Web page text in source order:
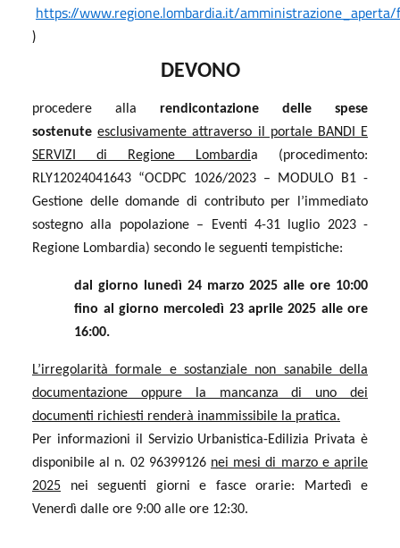
https://www.regione.lombardia.it/
)
DEVONO
procedere alla rendicontazione delle spese
sostenute esclusivamente attraverso il portale BANDI E
SERVIZI di Regione Lombardia (procedimento:
RLY12024041643 “OCDPC 1026/2023 – MODULO B1 -
Gestione delle domande di contributo per l’immediato
sostegno alla popolazione – Eventi 4-31 luglio 2023 -
Regione Lombardia) secondo le seguenti tempistiche:
dal giorno lunedì 24 marzo 2025 alle ore 10:00
fino al giorno mercoledì 23 aprile 2025 alle ore
16:00.
L’irregolarità formale e sostanziale non sanabile della
documentazione oppure la mancanza di uno dei
documenti richiesti renderà inammissibile la pratica.
Per informazioni il Servizio Urbanistica-Edilizia Privata è
disponibile al n. 02 96399126 nei mesi di marzo e aprile
2025 nei seguenti giorni e fasce orarie: Martedì e
Venerdì dalle ore 9:00 alle ore 12:30.